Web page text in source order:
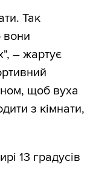
Так
вони
– жартує
щоб вуха
з кімнати,
13 градусів